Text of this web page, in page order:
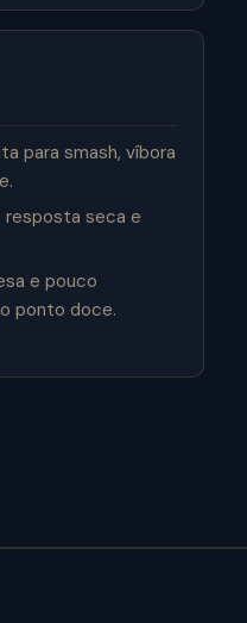
para smash, víbora
resposta seca e
e pouco
ponto doce.